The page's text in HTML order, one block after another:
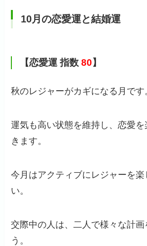
10月の恋愛運と結婚運
【恋愛運 指数80】
秋のレジャーがカギになる月です
運気も高い状態を維持し、恋愛
きます。
今月はアクティブにレジャーを楽
い。
交際中の人は、二人で様々な計画
う。